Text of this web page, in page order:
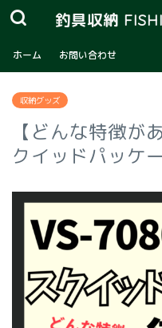
釣具収納
ホーム お問い合わせ
収納グッズ
【どんな特徴が
クイッドパッケ